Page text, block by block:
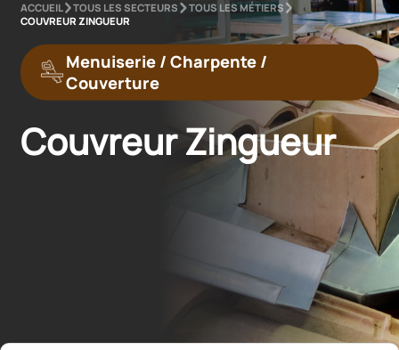
ACCUEIL TOUS LES SECTEURS
TOUS LES MÉTIERS
COUVREUR ZINGUEUR
Menuiserie / Charpente /
Couverture
Couvreur Zingueur